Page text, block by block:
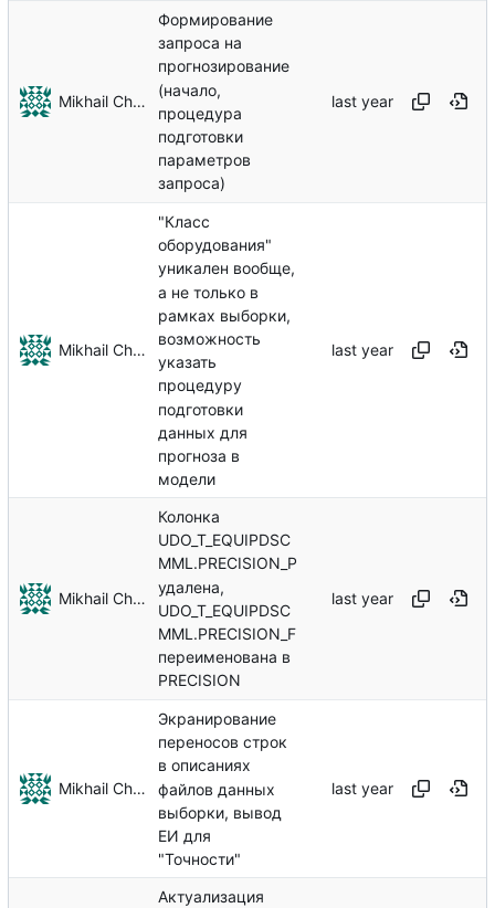
Mikhail Chechnev
Формирование
запроса на
прогнозирование
(начало,
процедура
подготовки
параметров
запроса)
Mikhail Chechnev
"Класс
оборудования"
уникален вообще,
а не только в
рамках выборки,
возможность
указать
процедуру
подготовки
данных для
прогноза в
модели
Mikhail Chechnev
Колонка
UDO_T_EQUIPDSC
MML.PRECISION_P
удалена,
UDO_T_EQUIPDSC
MML.PRECISION_F
переименована в
PRECISION
Mikhail Chechnev
Экранирование
переносов строк
в описаниях
файлов данных
выборки, вывод
ЕИ для
"Точности"
Актуализация